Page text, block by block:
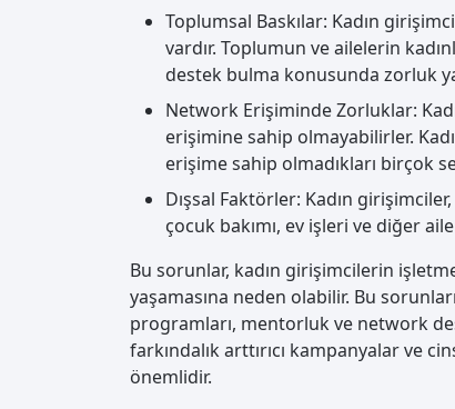
Toplumsal Baskılar: Kadın
vardır. Toplumun ve ailelerin
destek bulma konusunda zorluk
Network Erişiminde Zorluklar:
erişimine sahip olmayabilirler.
erişime sahip olmadıkları birçok
Dışsal Faktörler: Kadın
çocuk bakımı, ev işleri ve diğer
Bu sorunlar, kadın girişimcilerin
yaşamasına neden olabilir. Bu
programları, mentorluk ve network
farkındalık arttırıcı kampanyalar ve
önemlidir.